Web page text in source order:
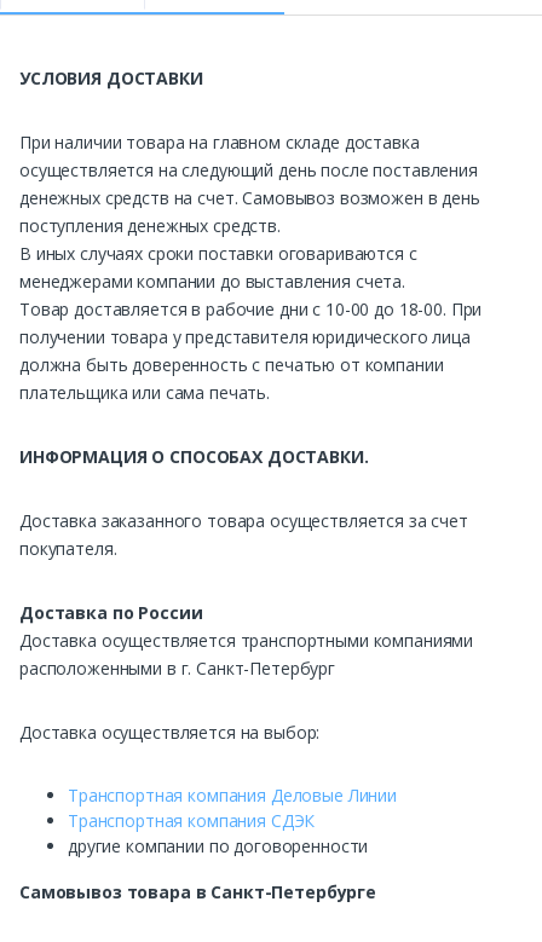
УСЛОВИЯ ДОСТАВКИ
При наличии товара на главном складе доставка
осуществляется на следующий день после поставления
денежных средств на счет. Самовывоз возможен в день
поступления денежных средств.
В иных случаях сроки поставки оговариваются с
менеджерами компании до выставления счета.
Товар доставляется в рабочие дни с 10-00 до 18-00. При
получении товара у представителя юридического лица
должна быть доверенность с печатью от компании
плательщика или сама печать.
ИНФОРМАЦИЯ О СПОСОБАХ ДОСТАВКИ.
Доставка заказанного товара осуществляется за счет
покупателя.
Доставка по России
Доставка осуществляется транспортными компаниями
расположенными в г. Санкт-Петербург
Доставка осуществляется на выбор:
Транспортная компания Деловые Линии
Транспортная компания СДЭК
другие компании по договоренности
Самовывоз товара в Санкт-Петербурге